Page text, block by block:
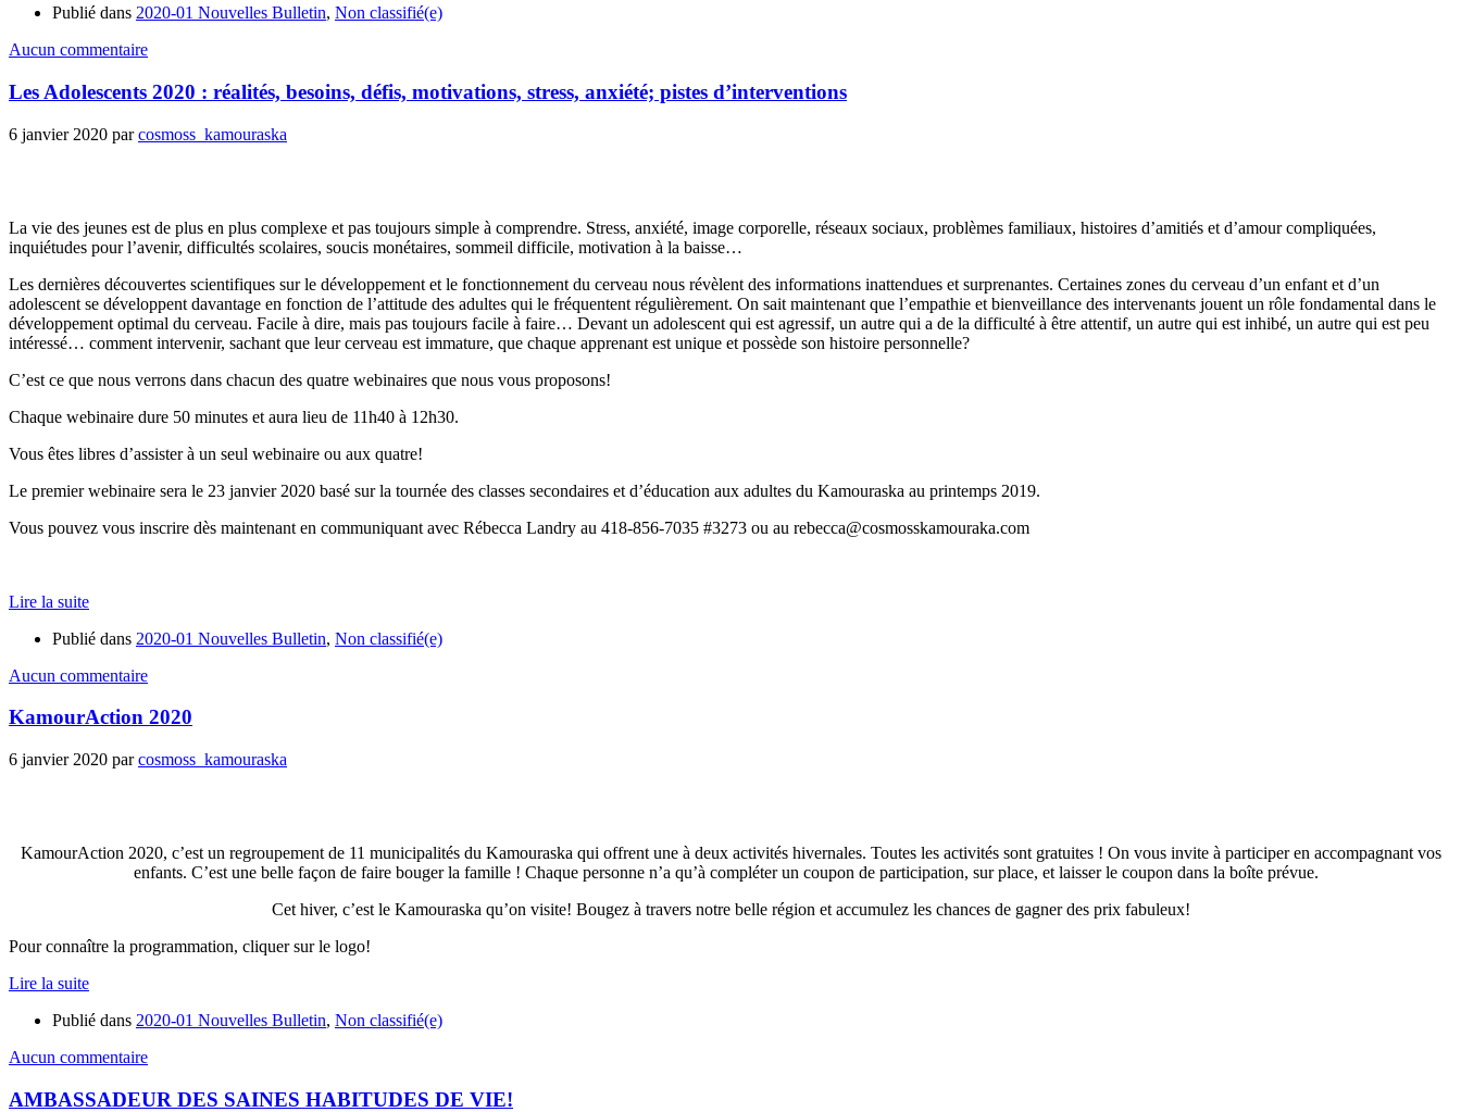
Publié dans 2020-01 Nouvelles Bulletin, Non classifié(e)
Aucun commentaire
Les Adolescents 2020 : réalités, besoins, défis, motivations, stress, anxiété; pistes d’interventions
6 janvier 2020 parcosmoss_kamouraska
La vie des jeunes est de plus en plus complexe et pas toujours simple à comprendre. Stress, anxiété, image corporelle, réseaux sociaux, problèmes familiaux, histoires d’amitiés et d’amour compliquées,
inquiétudes pour l’avenir, difficultés scolaires, soucis monétaires, sommeil difficile, motivation à la baisse…
Les dernières découvertes scientifiques sur le développement et le fonctionnement du cerveau nous révèlent des informations inattendues et surprenantes. Certaines zones du cerveau d’un enfant et d’un
adolescent se développent davantage en fonction de l’attitude des adultes qui le fréquentent régulièrement. On sait maintenant que l’empathie et bienveillance des intervenants jouent un rôle fondamental dans le
développement optimal du cerveau. Facile à dire, mais pas toujours facile à faire… Devant un adolescent qui est agressif, un autre qui a de la difficulté à être attentif, un autre qui est inhibé, un autre qui est peu
intéressé… comment intervenir, sachant que leur cerveau est immature, que chaque apprenant est unique et possède son histoire personnelle?
C’est ce que nous verrons dans chacun des quatre webinaires que nous vous proposons!
Chaque webinaire dure 50 minutes et aura lieu de 11h40 à 12h30.
Vous êtes libres d’assister à un seul webinaire ou aux quatre!
Le premier webinaire sera le 23 janvier 2020 basé sur la tournée des classes secondaires et d’éducation aux adultes du Kamouraska au printemps 2019.
Vous pouvez vous inscrire dès maintenant en communiquant avec Rébecca Landry au 418-856-7035 #3273 ou au rebecca@cosmosskamouraka.com
Lire la suite
Publié dans 2020-01 Nouvelles Bulletin, Non classifié(e)
Aucun commentaire
KamourAction 2020
6 janvier 2020 parcosmoss_kamouraska
KamourAction 2020, c’est un regroupement de 11 municipalités du Kamouraska qui offrent une à deux activités hivernales. Toutes les activités sont gratuites ! On vous invite à participer en accompagnant vos
enfants. C’est une belle façon de faire bouger la famille ! Chaque personne n’a qu’à compléter un coupon de participation, sur place, et laisser le coupon dans la boîte prévue.
Cet hiver, c’est le Kamouraska qu’on visite! Bougez à travers notre belle région et accumulez les chances de gagner des prix fabuleux!
Pour connaître la programmation, cliquer sur le logo!
Lire la suite
Publié dans 2020-01 Nouvelles Bulletin, Non classifié(e)
Aucun commentaire
AMBASSADEUR DES SAINES HABITUDES DE VIE!